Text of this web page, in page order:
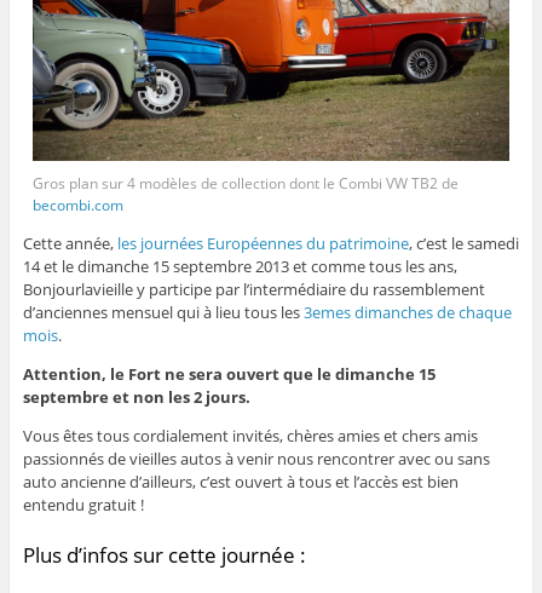
Gros plan sur 4 modèles de collection dont le Combi VW TB2 de
becombi.com
Cette année, les journées Européennes du patrimoine, c’est le samedi
14 et le dimanche 15 septembre 2013 et comme tous les ans,
Bonjourlavieille y participe par l’intermédiaire du rassemblement
d’anciennes mensuel qui à lieu tous les3emes dimanches de chaque
mois.
Attention, le Fort ne sera ouvert que le dimanche 15
septembre et non les 2 jours.
Vous êtes tous cordialement invités, chères amies et chers amis
passionnés de vieilles autos à venir nous rencontrer avec ou sans
auto ancienne d’ailleurs, c’est ouvert à tous et l’accès est bien
entendu gratuit !
Plus d’infos sur cette journée :